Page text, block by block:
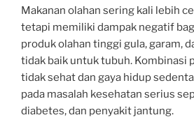
Makanan olahan sering kali lebih
tetapi memiliki dampak negatif
produk olahan tinggi gula, garam,
tidak baik untuk tubuh. Kombinasi
tidak sehat dan gaya hidup
pada masalah kesehatan serius
diabetes, dan penyakit jantung.